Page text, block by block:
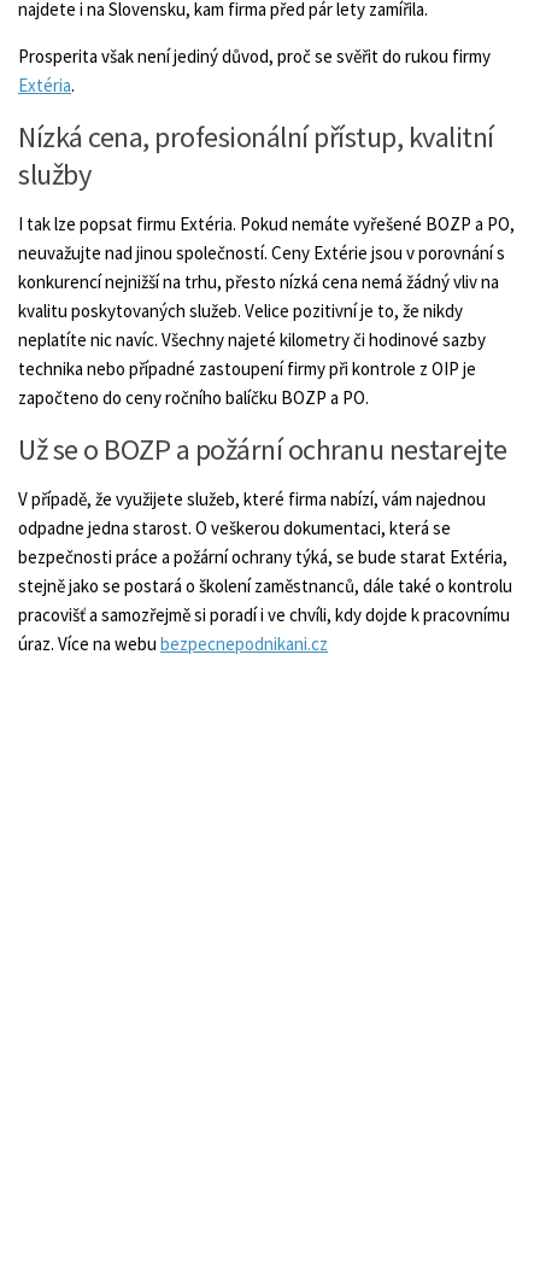
najdete i na Slovensku, kam firma před pár lety zamířila.
Prosperita však není jediný důvod, proč se svěřit do rukou firmy
Extéria.
Nízká cena, profesionální přístup, kvalitní
služby
I tak lze popsat firmu Extéria. Pokud nemáte vyřešené BOZP a PO,
neuvažujte nad jinou společností. Ceny Extérie jsou v porovnání s
konkurencí nejnižší na trhu, přesto nízká cena nemá žádný vliv na
kvalitu poskytovaných služeb. Velice pozitivní je to, že nikdy
neplatíte nic navíc. Všechny najeté kilometry či hodinové sazby
technika nebo případné zastoupení firmy při kontrole z OIP je
započteno do ceny ročního balíčku BOZP a PO.
Už se o BOZP a požární ochranu nestarejte
V případě, že využijete služeb, které firma nabízí, vám najednou
odpadne jedna starost. O veškerou dokumentaci, která se
bezpečnosti práce a požární ochrany týká, se bude starat Extéria,
stejně jako se postará o školení zaměstnanců, dále také o kontrolu
pracovišť a samozřejmě si poradí i ve chvíli, kdy dojde k pracovnímu
úraz. Více na webu bezpecnepodnikani.cz